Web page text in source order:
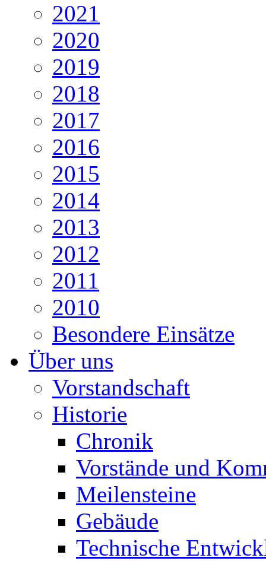
2021
2020
2019
2018
2017
2016
2015
2014
2013
2012
2011
2010
Besondere Einsätze
Über uns
Vorstandschaft
Historie
Chronik
Vorstände und
Meilensteine
Gebäude
Technische